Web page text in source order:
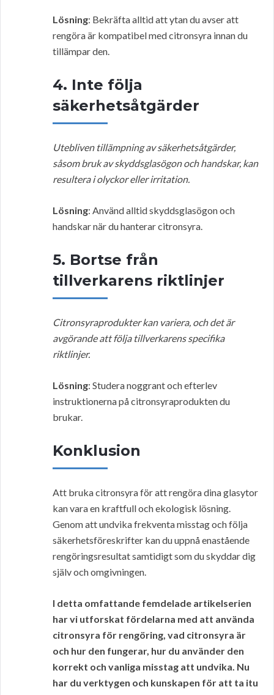
Lösning: Bekräfta alltid att ytan du avser att
rengöra är kompatibel med citronsyra innan du
tillämpar den.
4. Inte följa
säkerhetsåtgärder
Utebliven tillämpning av säkerhetsåtgärder,
såsom bruk av skyddsglasögon och handskar, kan
resultera i olyckor eller irritation.
Lösning: Använd alltid skyddsglasögon och
handskar när du hanterar citronsyra.
5. Bortse från
tillverkarens riktlinjer
Citronsyraprodukter kan variera, och det är
avgörande att följa tillverkarens specifika
riktlinjer.
Lösning: Studera noggrant och efterlev
instruktionerna på citronsyraprodukten du
brukar.
Konklusion
Att bruka citronsyra för att rengöra dina glasytor
kan vara en kraftfull och ekologisk lösning.
Genom att undvika frekventa misstag och följa
säkerhetsföreskrifter kan du uppnå enastående
rengöringsresultat samtidigt som du skyddar dig
själv och omgivningen.
I detta omfattande femdelade artikelserien
har vi utforskat fördelarna med att använda
citronsyra för rengöring, vad citronsyra är
och hur den fungerar, hur du använder den
korrekt och vanliga misstag att undvika. Nu
har du verktygen och kunskapen för att ta itu